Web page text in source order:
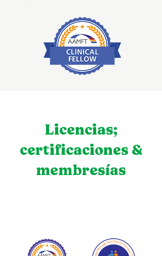
Licencias;
certificaciones &
membresías